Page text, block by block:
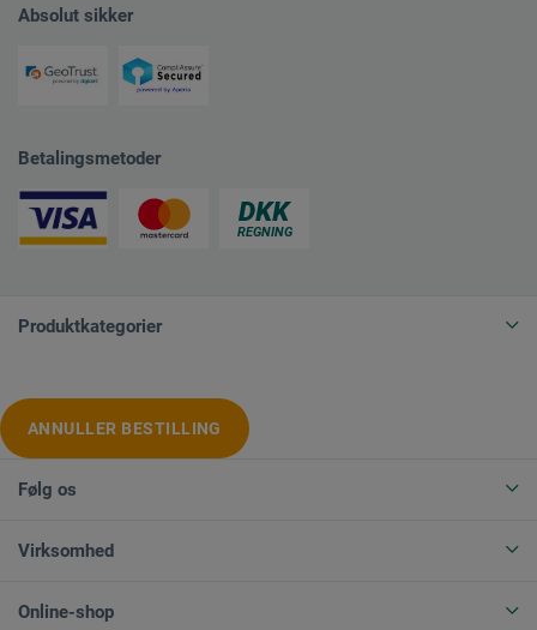
Absolut sikker
Betalingsmetoder
Produktkategorier
ANNULLER BESTILLING
Følg os
Virksomhed
Online-shop